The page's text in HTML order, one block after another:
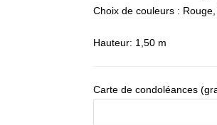
Choix de couleurs :
Hauteur: 1,50 m
Carte de condoléances